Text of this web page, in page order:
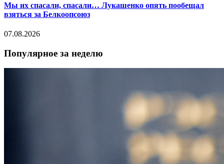
Мы их спасали, спасали… Лукашенко опять пообещал
взяться за Белкоопсоюз
07.08.2026
Популярное за неделю